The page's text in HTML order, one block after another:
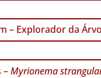
– Explorador da
–Myrionema